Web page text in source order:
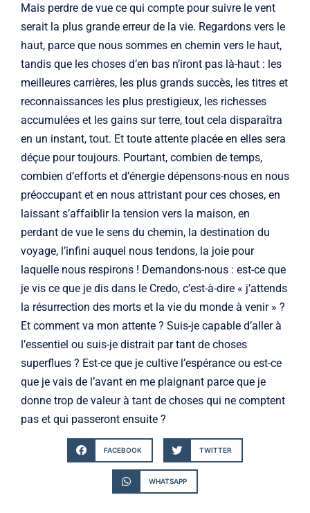
Mais perdre de vue ce qui compte pour suivre le vent
serait la plus grande erreur de la vie. Regardons vers le
haut, parce que nous sommes en chemin vers le haut,
tandis que les choses d’en bas n’iront pas là-haut : les
meilleures carrières, les plus grands succès, les titres et
reconnaissances les plus prestigieux, les richesses
accumulées et les gains sur terre, tout cela disparaîtra
en un instant, tout. Et toute attente placée en elles sera
déçue pour toujours. Pourtant, combien de temps,
combien d’efforts et d’énergie dépensons-nous en nous
préoccupant et en nous attristant pour ces choses, en
laissant s’affaiblir la tension vers la maison, en
perdant de vue le sens du chemin, la destination du
voyage, l’infini auquel nous tendons, la joie pour
laquelle nous respirons ! Demandons-nous : est-ce que
je vis ce que je dis dans le Credo, c’est-à-dire « j’attends
la résurrection des morts et la vie du monde à venir » ?
Et comment va mon attente ? Suis-je capable d’aller à
l’essentiel ou suis-je distrait par tant de choses
superflues ? Est-ce que je cultive l’espérance ou est-ce
que je vais de l’avant en me plaignant parce que je
donne trop de valeur à tant de choses qui ne comptent
pas et qui passeront ensuite ?
FACEBOOK TWITTER
WHATSAPP